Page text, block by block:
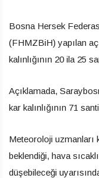
Bosna Hersek
(FHMZBiH) yapılan
kalınlığının 20 ila 25
Açıklamada,
kar kalınlığının 71
Meteoroloji uzmanları
beklendiği, hava
düşebileceği